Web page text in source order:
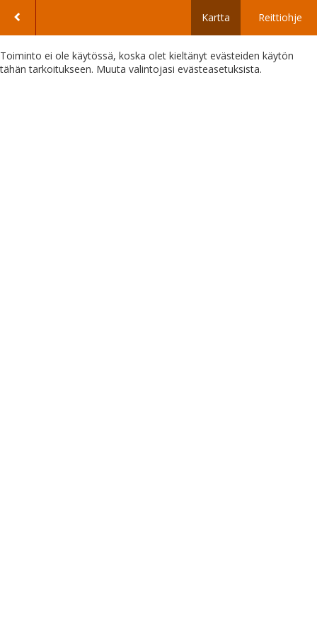
Kartta Reittiohje
Toiminto ei ole käytössä, koska olet kieltänyt evästeiden käytön
tähän tarkoitukseen. Muuta valintojasi evästeasetuksista.